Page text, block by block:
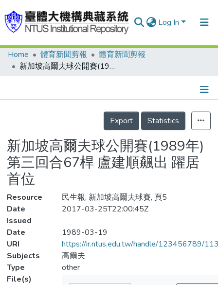
Log In
Communities & Collections
Statistics
Home 體育新聞剪報
體育新聞剪報
新加坡高爾夫球公開賽(1989年) 第三回合67桿 盧建順飆出 躍居首位
Details
Export
Statistics
新加坡高爾夫球公開賽(1989年)
第三回合67桿 盧建順飆出 躍居
首位
Resource
民生報, 新加坡高爾夫球賽, 頁5
Date
Issued
2017-03-25T22:00:45Z
Date
1989-03-19
URI
https://ir.ntus.edu.tw/handle/123456789/
Subjects
高爾夫
Type
other
File(s)